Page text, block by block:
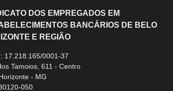
DOS EMPREGADOS EM
BANCÁRIOS DE BELO
E REGIÃO
17.218.165/0001-37
Tamoios, 611 - Centro
- MG
050